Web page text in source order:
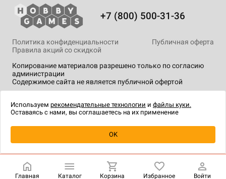
Уведомить о наличии
+7 (800) 500-31-36
Копирование материалов разрешено только по согласию
администрации
Содержимое сайта не является публичной офертой
Политика конфиденциальности
Публичная оферта
Правила акций со скидкой
технологии.
Главная Каталог Корзина Избранное Войти
Используем рекомендательные технологии и файлы куки.
Оставаясь с нами, вы соглашаетесь на их применение
OK